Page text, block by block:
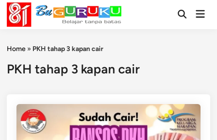
Skip
content
OpenMain
Home » PKH tahap 3 kapan cair
PKH tahap 3 kapan cair